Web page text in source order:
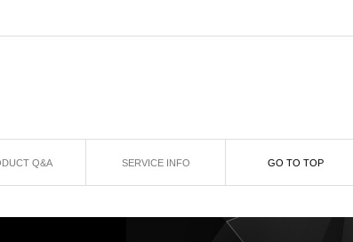
Q&A SERVICE INFO GO TO TOP